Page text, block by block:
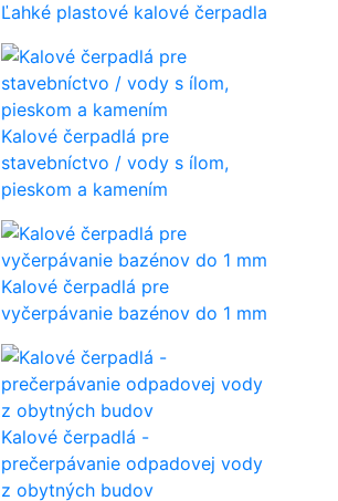
Ľahké plastové kalové čerpadla
Kalové čerpadlá pre
stavebníctvo / vody s ílom,
pieskom a kamením
Kalové čerpadlá pre
vyčerpávanie bazénov do 1 mm
Kalové čerpadlá -
prečerpávanie odpadovej vody
z obytných budov